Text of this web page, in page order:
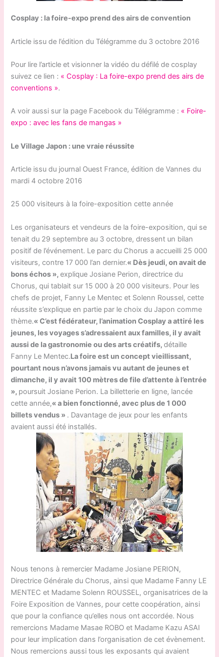
Cosplay : la foire-expo prend des airs de convention
Article issu de l’édition du Télégramme du 3 octobre 2016
Pour lire l’article et visionner la vidéo du défilé de cosplay
suivez ce lien : « Cosplay : La foire-expo prend des airs de
conventions ».
A voir aussi sur la page Facebook du Télégramme : « Foire-
expo : avec les fans de mangas »
Le Village Japon : une vraie réussite
Article issu du journal Ouest France, édition de Vannes du
mardi 4 octobre 2016
25 000 visiteurs à la foire-exposition cette année
Les organisateurs et vendeurs de la foire-exposition, qui se
tenait du 29 septembre au 3 octobre, dressent un bilan
positif de l’événement. Le parc du Chorus a accueilli 25 000
visiteurs, contre 17 000 l’an dernier.« Dès jeudi, on avait de
bons échos »,explique Josiane Perion, directrice du
Chorus, qui tablait sur 15 000 à 20 000 visiteurs. Pour les
chefs de projet, Fanny Le Mentec et Solenn Roussel, cette
réussite s’explique en partie par le choix du Japon comme
thème.« C’est fédérateur, l’animation Cosplay a attiré les
jeunes, les voyages s’adressaient aux familles, il y avait
aussi de la gastronomie ou des arts créatifs,détaille
Fanny Le Mentec.La foire est un concept vieillissant,
pourtant nous n’avons jamais vu autant de jeunes et
dimanche, il y avait 100 mètres de file d’attente à l’entrée
», poursuit Josiane Perion. La billetterie en ligne, lancée
cette année,« a bien fonctionné, avec plus de 1 000
billets vendus » . Davantage de jeux pour les enfants
avaient aussi été installés.
Nous tenons à remercier Madame Josiane PERION,
Directrice Générale du Chorus, ainsi que Madame Fanny LE
MENTEC et Madame Solenn ROUSSEL, organisatrices de la
Foire Exposition de Vannes, pour cette coopération, ainsi
que pour la confiance qu’elles nous ont accordée. Nous
remercions Madame Masae ROBO et Madame Kazu ASAI
pour leur implication dans l’organisation de cet évènement.
Nous remercions aussi tous les exposants qui avaient